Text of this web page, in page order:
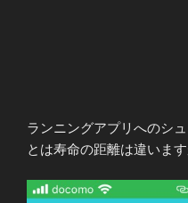
ランニングアプリへのシ
とは寿命の距離は違います